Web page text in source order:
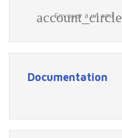
account_circle
Envoyer à un ami
Documentation